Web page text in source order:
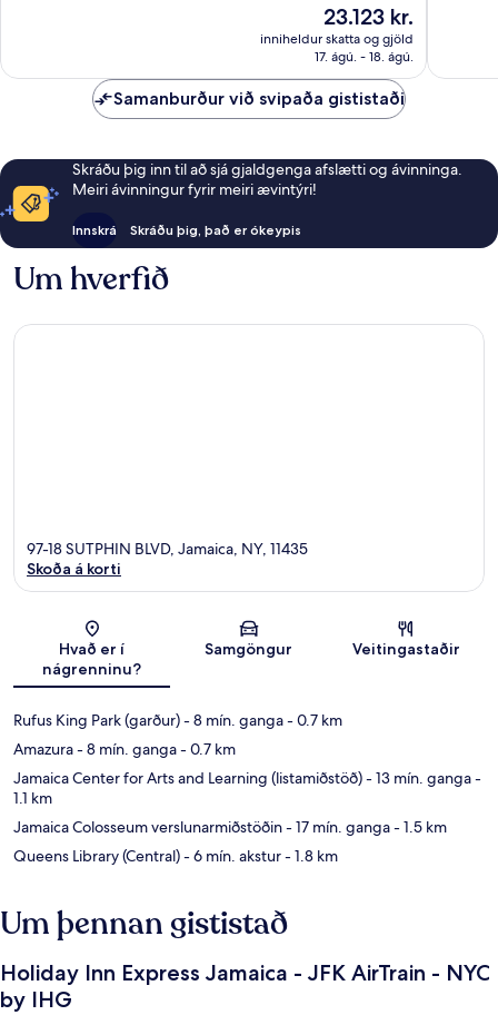
Verðið
er
23.123 kr.
23.123 kr.
inniheldur skatta og gjöld
17. ágú. - 18. ágú.
Samanburður við svipaða gististaði
Skráðu þig inn til að sjá gjaldgenga afslætti og ávinninga.
Meiri ávinningur fyrir meiri ævintýri!
Innskrá Skráðu þig, það er ókeypis
Um hverfið
Kort
97-18 SUTPHIN BLVD, Jamaica, NY, 11435
Skoða á korti
Hvað er í
nágrenninu?
Samgöngur Veitingastaðir
Rufus King Park (garður)- 8 mín. ganga- 0.7 km
Amazura- 8 mín. ganga- 0.7 km
Jamaica Center for Arts and Learning (listamiðstöð)- 13 mín. ganga-
1.1 km
Jamaica Colosseum verslunarmiðstöðin- 17 mín. ganga- 1.5 km
Queens Library (Central)- 6 mín. akstur- 1.8 km
Um þennan gististað
Holiday Inn Express Jamaica - JFK AirTrain - NYC
by IHG